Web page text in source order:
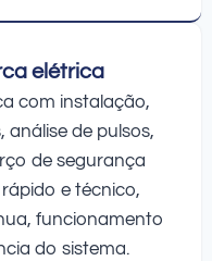
elétrica
com instalação,
de pulsos,
de segurança
e técnico,
funcionamento
do sistema.